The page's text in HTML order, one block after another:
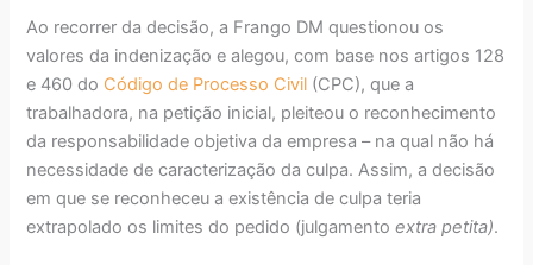
Ao recorrer da decisão, a Frango DM questionou os
valores da indenização e alegou, com base nos artigos 128
e 460 do Código de Processo Civil (CPC), que a
trabalhadora, na petição inicial, pleiteou o reconhecimento
da responsabilidade objetiva da empresa – na qual não há
necessidade de caracterização da culpa. Assim, a decisão
em que se reconheceu a existência de culpa teria
extrapolado os limites do pedido (julgamentoextra petita).